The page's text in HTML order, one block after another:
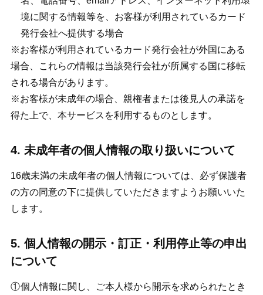
境に関する情報等を、お客様が利用されているカード
発行会社へ提供する場合
※お客様が利用されているカード発行会社が外国にある
場合、これらの情報は当該発行会社が所属する国に移転
される場合があります。
※お客様が未成年の場合、親権者または後見人の承諾を
得た上で、本サービスを利用するものとします。
4. 未成年者の個人情報の取り扱いについて
16歳未満の未成年者の個人情報については、必ず保護者
の方の同意の下に提供していただきますようお願いいた
します。
5. 個人情報の開示・訂正・利用停止等の申出
について
個人情報に関し、ご本人様から開示を求められたとき